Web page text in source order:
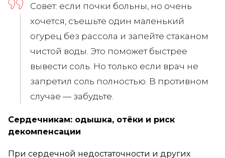
Совет: если почки больны, но очень
хочется, съешьте один маленький
огурец без рассола и запейте стаканом
чистой воды. Это поможет быстрее
вывести соль. Но только если врач не
запретил соль полностью. В противном
случае — забудьте.
Сердечникам: одышка, отёки и риск
декомпенсации
При сердечной недостаточности и других